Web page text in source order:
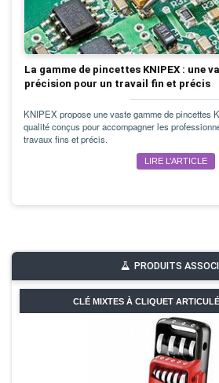
La gamme de pincettes KNIPEX : une
précision pour un travail fin et précis
KNIPEX propose une vaste gamme de pincettes
qualité conçus pour accompagner les
travaux fins et précis.
LIRE L’ARTICLE
PRODUITS
CLÉ MIXTES À CLIQUET